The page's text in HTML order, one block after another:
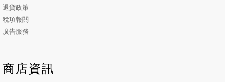
退貨政策
稅項報關
廣告服務
商店資訊